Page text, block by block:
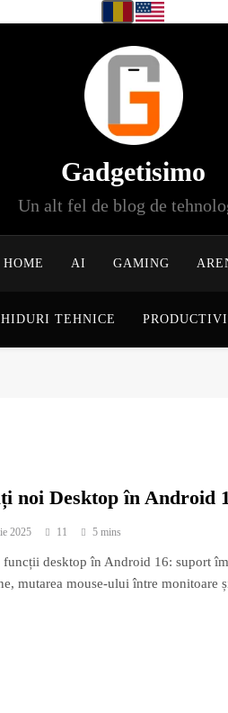
Gadgetisimo
Un alt fel de blog de
HOME AI GAMING
TEHNICE
noi Desktop în Android
2025 11 5 mins
funcții desktop în Android 16: suport
mutarea mouse-ului între monitoare